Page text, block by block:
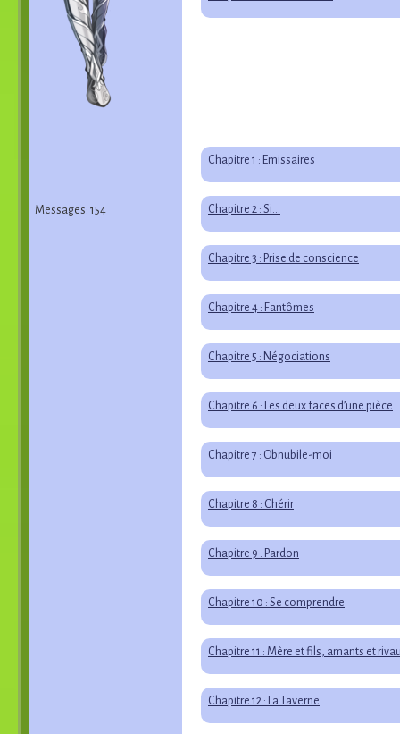
Messages: 154
Chapitre 1 : Émissaires
Chapitre 2 : Si…
Chapitre 3 : Prise de conscience
Chapitre 4 : Fantômes
Chapitre 5 : Négociations
Chapitre 6 : Les deux faces d’une pièce
Chapitre 7 : Obnubile-moi
Chapitre 8 : Chérir
Chapitre 9 : Pardon
Chapitre 10 : Se comprendre
Chapitre 11 : Mère et fils, amants et
Chapitre 12 : La Taverne